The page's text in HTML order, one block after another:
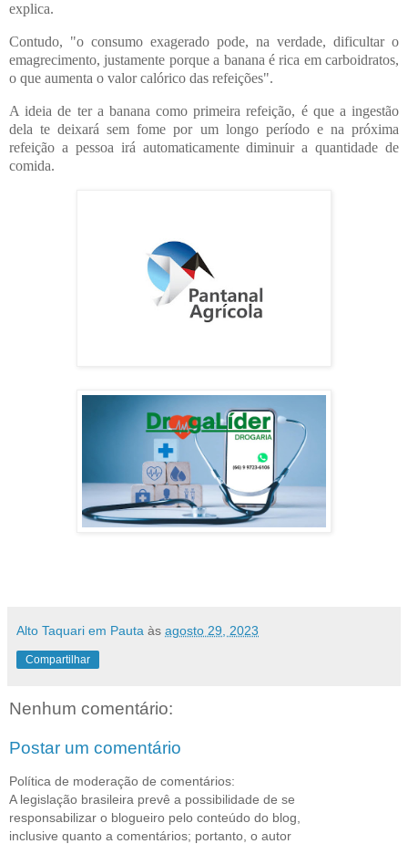
explica.
Contudo, "o consumo exagerado pode, na verdade, dificultar o
emagrecimento, justamente porque a banana é rica em carboidratos,
o que aumenta o valor calórico das refeições".
A ideia de ter a banana como primeira refeição, é que a ingestão
dela te deixará sem fome por um longo período e na próxima
refeição a pessoa irá automaticamente diminuir a quantidade de
comida.
Alto Taquari em Pauta às agosto 29, 2023
Compartilhar
Nenhum comentário:
Postar um comentário
Política de moderação de comentários:
A legislação brasileira prevê a possibilidade de se
responsabilizar o blogueiro pelo conteúdo do blog,
inclusive quanto a comentários; portanto, o autor